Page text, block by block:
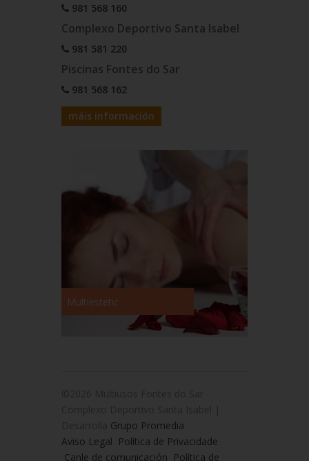
981 568 160
Complexo Deportivo Santa Isabel
981 581 220
Piscinas Fontes do Sar
981 568 162
máis información
Multiestetic
Grupo Promedia
Aviso Legal Política de Privacidade
Canle de comunicación Política de